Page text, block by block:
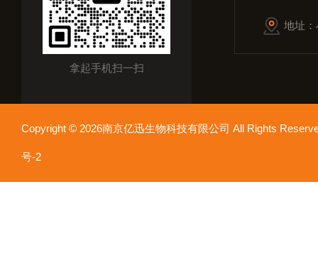
拿起手机扫一扫
地址
Copyright © 2026南京亿迅生物科技有限公司 All Rights
号-2